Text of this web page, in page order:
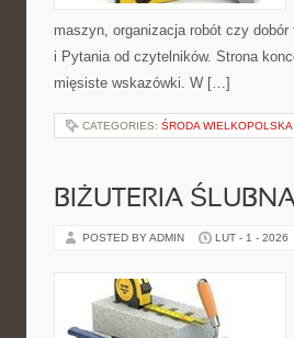
maszyn, organizacja robót czy
i Pytania od czytelników. Strona
mięsiste wskazówki. W […]
CATEGORIES: ŚRODA WIELKOPOLSKA
BIŻUTERIA
POSTED BY ADMIN LUT - 1 - 2026